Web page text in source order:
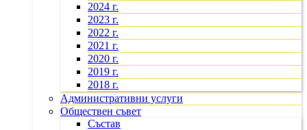
2024 г.
2023 г.
2022 г.
2021 г.
2020 г.
2019 г.
2018 г.
Административни услуги
Обществен съвет
Състав